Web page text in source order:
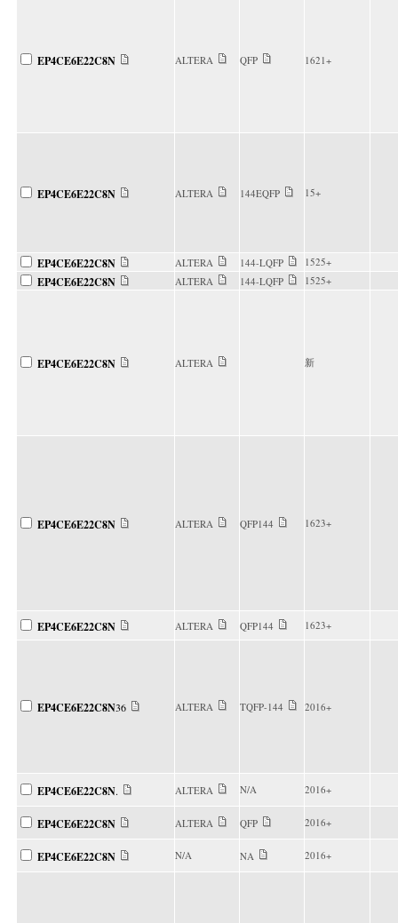
EP4CE6E22C8N ALTERA QFP 1621+
EP4CE6E22C8N ALTERA 144EQFP 15+
EP4CE6E22C8N ALTERA 144-LQFP 1525+
EP4CE6E22C8N ALTERA 144-LQFP 1525+
EP4CE6E22C8N ALTERA 新
EP4CE6E22C8N ALTERA QFP144 1623+
EP4CE6E22C8N ALTERA QFP144 1623+
EP4CE6E22C8N36 ALTERA TQFP-144 2016+
EP4CE6E22C8N. ALTERA N/A 2016+
EP4CE6E22C8N ALTERA QFP 2016+
EP4CE6E22C8N N/A NA 2016+